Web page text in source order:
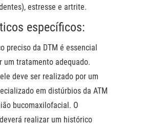
estresse e artrite.
específicos:
preciso da DTM é essencial
um tratamento adequado.
deve ser realizado por um
em distúrbios da ATM
bucomaxilofacial. O
realizar um histórico